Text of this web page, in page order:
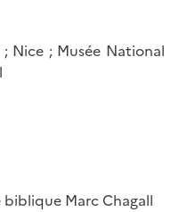
Nice ; Musée National
biblique Marc Chagall